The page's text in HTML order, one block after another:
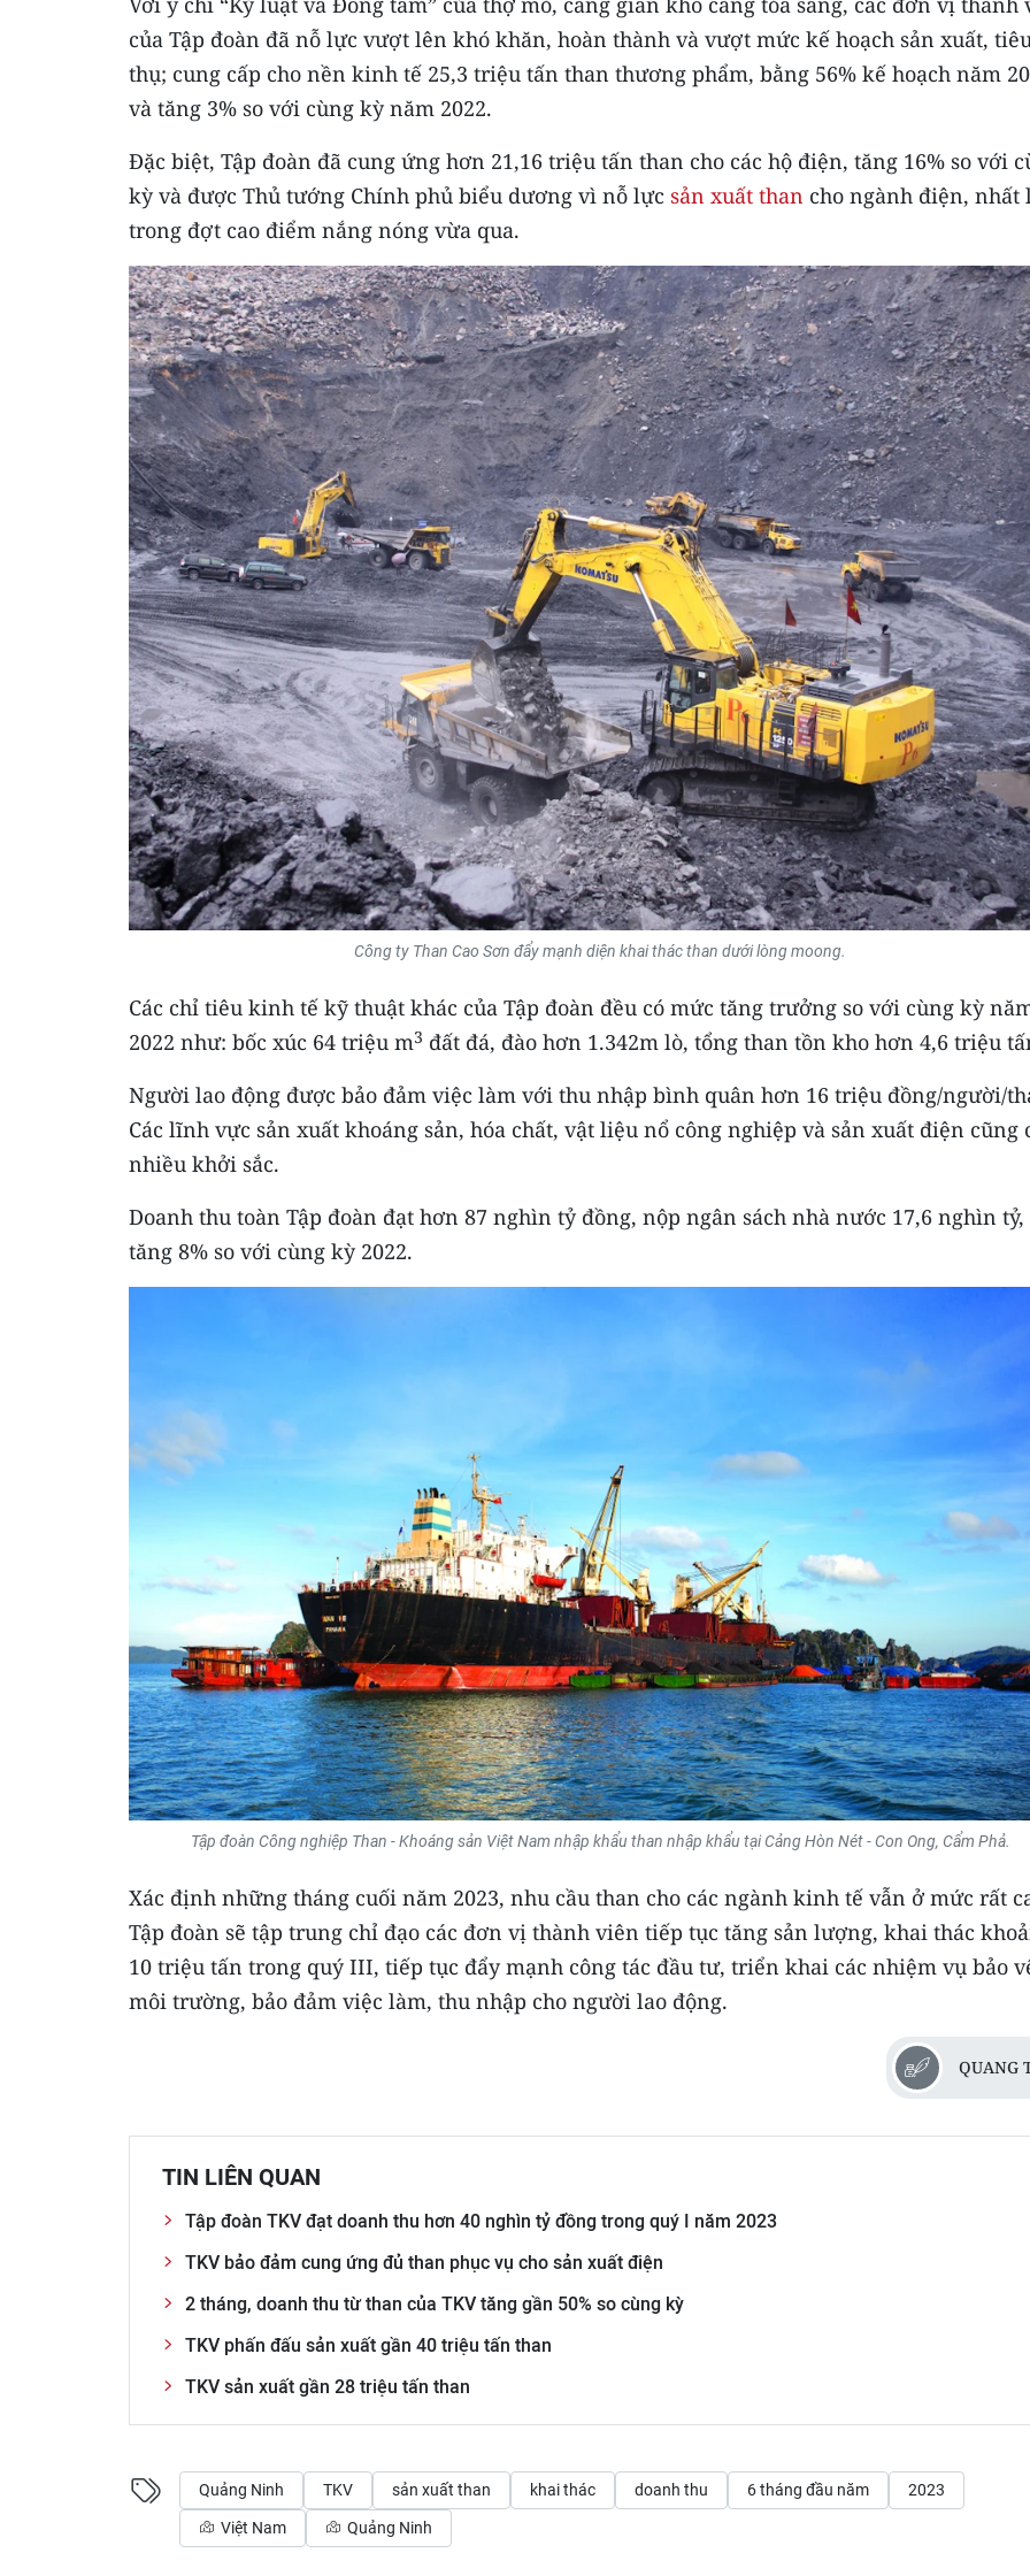
của Tập đoàn đã nỗ lực vượt lên khó khăn, hoàn thành và vượt mức kế hoạch sản xuất,
thụ; cung cấp cho nền kinh tế 25,3 triệu tấn than thương phẩm, bằng 56% kế hoạch năm
và tăng 3% so với cùng kỳ năm 2022.
Đặc biệt, Tập đoàn đã cung ứng hơn 21,16 triệu tấn than cho các hộ điện, tăng 16% so với
kỳ và được Thủ tướng Chính phủ biểu dương vì nỗ lực sản xuất than cho ngành điện, nhất
trong đợt cao điểm nắng nóng vừa qua.
Công ty Than Cao Sơn đẩy mạnh diện khai thác than dưới lòng moong.
Các chỉ tiêu kinh tế kỹ thuật khác của Tập đoàn đều có mức tăng trưởng so với cùng kỳ
2022 như: bốc xúc 64 triệu m3 đất đá, đào hơn 1.342m lò, tổng than tồn kho hơn 4,6 triệu
Người lao động được bảo đảm việc làm với thu nhập bình quân hơn 16 triệu đồng/người/
Các lĩnh vực sản xuất khoáng sản, hóa chất, vật liệu nổ công nghiệp và sản xuất điện cũng
nhiều khởi sắc.
Doanh thu toàn Tập đoàn đạt hơn 87 nghìn tỷ đồng, nộp ngân sách nhà nước 17,6 nghìn tỷ,
tăng 8% so với cùng kỳ 2022.
Tập đoàn Công nghiệp Than - Khoáng sản Việt Nam nhập khẩu than nhập khẩu tại Cảng Hòn Nét - Con Ong, Cẩm Phả.
Xác định những tháng cuối năm 2023, nhu cầu than cho các ngành kinh tế vẫn ở mức rất
Tập đoàn sẽ tập trung chỉ đạo các đơn vị thành viên tiếp tục tăng sản lượng, khai thác
10 triệu tấn trong quý III, tiếp tục đẩy mạnh công tác đầu tư, triển khai các nhiệm vụ bảo
môi trường, bảo đảm việc làm, thu nhập cho người lao động.
QUANG
TIN LIÊN QUAN
Tập đoàn TKV đạt doanh thu hơn 40 nghìn tỷ đồng trong quý I năm 2023
TKV bảo đảm cung ứng đủ than phục vụ cho sản xuất điện
2 tháng, doanh thu từ than của TKV tăng gần 50% so cùng kỳ
TKV phấn đấu sản xuất gần 40 triệu tấn than
TKV sản xuất gần 28 triệu tấn than
Quảng Ninh TKV sản xuất than khai thác doanh thu 6 tháng đầu năm 2023
Việt Nam Quảng Ninh